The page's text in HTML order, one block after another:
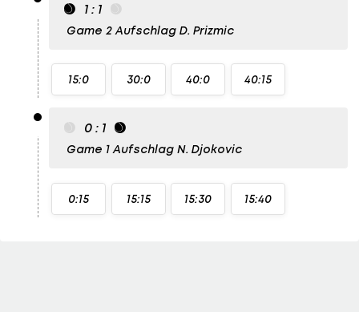
1 : 1
Game 2 Aufschlag D. Prizmic
15:0 30:0 40:0 40:15
0 : 1
Game 1 Aufschlag N. Djokovic
0:15 15:15 15:30 15:40